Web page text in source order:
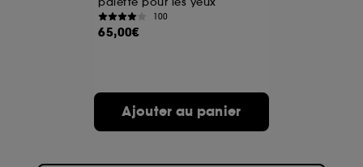
100
65,00€
Ajouter au panier
A l'exception des cookies techniques, le dépôt et la
choix" ci-dessous ou décider de "tout accepter".
Sephora pourra associer les informations de
navigation collectées par ces Cookies, pour les